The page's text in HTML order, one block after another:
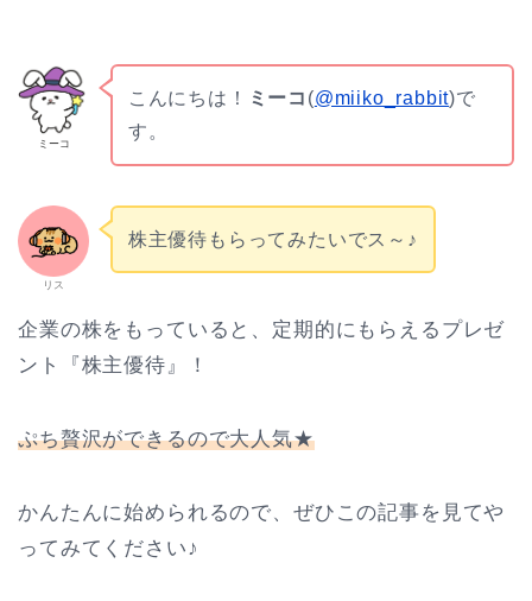
ミーコ
こんにちは！ ミーコ (@miiko_rabbit)で
す。
リス
株主優待もらってみたいでス～♪
企業の株をもっていると、定期的にもらえるプレゼ
ント『株主優待』！
ぷち贅沢ができるので大人気★
かんたんに始められるので、ぜひこの記事を見てや
ってみてください♪